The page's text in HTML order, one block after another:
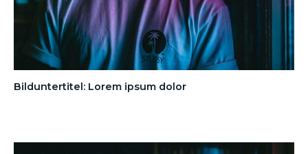
Bilduntertitel: Lorem ipsum dolor